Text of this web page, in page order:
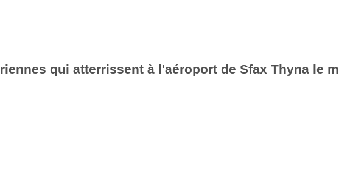
qui atterrissent à l'aéroport de Sfax Thyna le